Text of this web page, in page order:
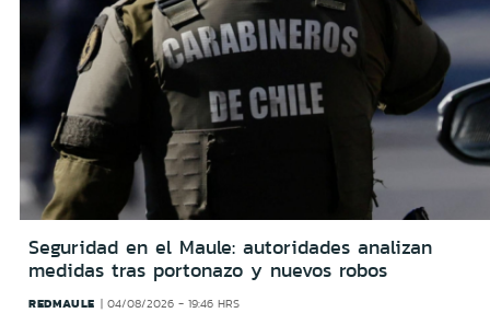
Seguridad en el Maule: autoridades analizan
medidas tras portonazo y nuevos robos
REDMAULE 04/08/2026 - 19:46 HRS